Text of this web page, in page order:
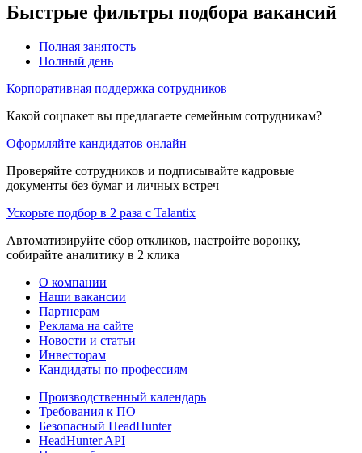
Быстрые фильтры подбора вакансий
Полная занятость
Полный день
Корпоративная поддержка сотрудников
Какой соцпакет вы предлагаете семейным сотрудникам?
Оформляйте кандидатов онлайн
Проверяйте сотрудников и подписывайте кадровые
документы без бумаг и личных встреч
Ускорьте подбор в 2 раза с Talantix
Автоматизируйте сбор откликов, настройте воронку,
собирайте аналитику в 2 клика
О компании
Наши вакансии
Партнерам
Реклама на сайте
Новости и статьи
Инвесторам
Кандидаты по профессиям
Производственный календарь
Требования к ПО
Безопасный HeadHunter
HeadHunter API